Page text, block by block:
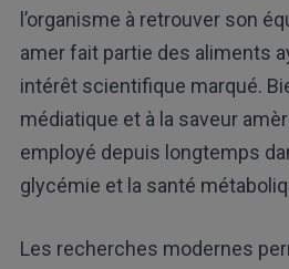
l’organisme à retrouver son
amer fait partie des aliments
intérêt scientifique marqué.
médiatique et à la saveur
employé depuis longtemps
glycémie et la santé
Les recherches modernes